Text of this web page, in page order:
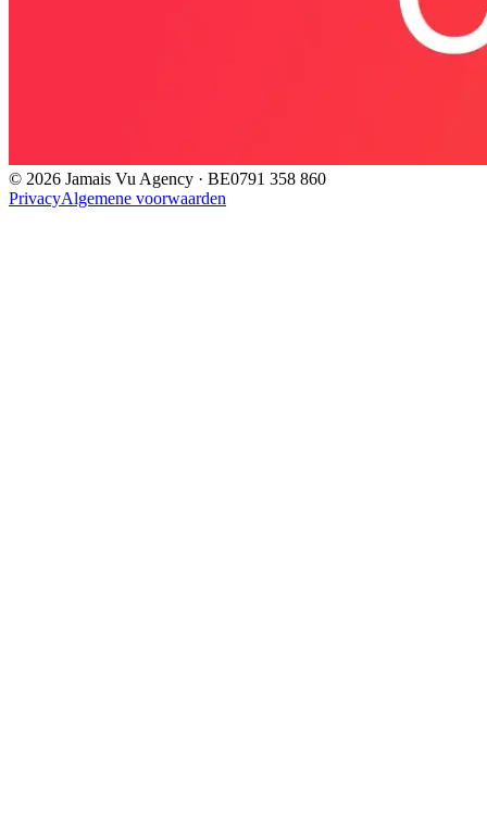
© 2026 Jamais Vu Agency · BE0791 358 860
PrivacyAlgemene voorwaarden